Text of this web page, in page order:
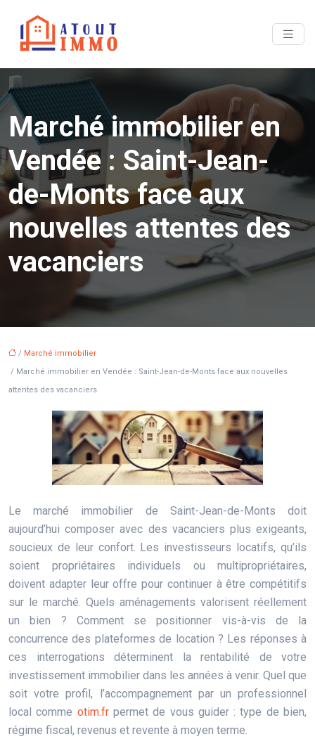
Marché immobilier en
Vendée : Saint-Jean-
de-Monts face aux
nouvelles attentes des
vacanciers
/ Marché immobilier
/ Marché immobilier en Vendée : Saint-Jean-de-Monts face aux nouvelles
attentes des vacanciers
Le marché immobilier de Saint-Jean-de-Monts doit
aujourd’hui composer avec des vacanciers plus exigeants,
soucieux de leur confort. Les investisseurs locatifs, qu’ils
soient propriétaires individuels ou multipropriétaires,
doivent adapter leur offre pour continuer à être compétitifs
sur le marché. Quels aménagements valorisent réellement
un bien ? Comment se positionner vis-à-vis de la
concurrence des plateformes de location ? Les réponses à
ces interrogations déterminent la rentabilité de votre
investissement immobilier dans les années à venir. Quel que
soit votre profil, l’accompagnement par un professionnel
local comme otim.frpermet de vous guider : type de bien,
régime fiscal, revenus et revente à moyen terme.